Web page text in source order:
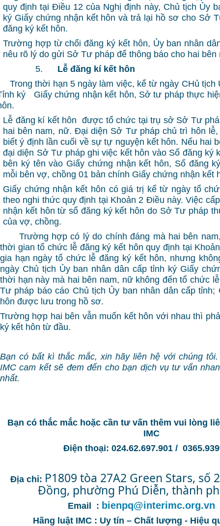
quy định tại Điều 12 của Nghị định này, Chủ tịch Ủy
ký Giấy chứng nhận kết hôn và trả lại hồ sơ cho Sở
đăng ký kết hôn.
Trường hợp từ chối đăng ký kết hôn, Ủy ban nhân
nêu rõ lý do gửi Sở Tư pháp để thông báo cho hai bên
5.
Lễ đăng kí kết hôn
thời hạn 5 ngày làm việc, kể từ ngày CHủ tịch
ký Giấy chứng nhận kết hôn, Sở tư pháp thực
Lễ đăng kí kết hôn được tổ chức tại trụ sở Sở Tư
hai bên nam, nữ. Đại diện Sở Tư pháp chủ trì hôn
biết ý định lần cuối về sự tự nguyện kết hôn. Nếu hai
đại diện Sở Tư pháp ghi việc kết hôn vào Sổ đăng ký
bên ký tên vào Giấy chứng nhận kết hôn, Sổ đăng
mỗi bên vợ, chồng 01 bản chính Giấy chứng nhận kết
Giấy chứng nhận kết hôn có giá trị kể từ ngày tổ
theo nghi thức quy định tại Khoản 2 Điều này. Việc
nhận kết hôn từ sổ đăng ký kết hôn do Sở Tư pháp
của vợ, chồng.
Trường hợp có lý do chính đáng mà hai bên
thời gian tổ chức lễ đăng ký kết hôn quy định tại
gia hạn ngày tổ chức lễ đăng ký kết hôn, nhưng
ngày Chủ tịch Ủy ban nhân dân cấp tỉnh ký Giấy
thời hạn này mà hai bên nam, nữ không đến tổ chức
Tư pháp báo cáo Chủ tịch Ủy ban nhân dân cấp tỉnh;
hôn được lưu trong hồ sơ.
Trường hợp hai bên vẫn muốn kết hôn với nhau thì
ký kết hôn từ đầu.
Bạn có bất kì thắc mắc, xin hãy liên hệ với chúng
IMC cam kết sẽ đem đến cho bạn dịch vụ tư vấn
nhất.
Bạn có thắc mắc hoặc cần tư vấn thêm vui lòng
IMC
Điện thoại: 024.62.697.901 /
Địa chỉ: P1809 tòa 27A2 Green Stars, số
Đồng, phường Phú Diễn, thành
Email : bienpq@interimc.org.vn
Hãng luật IMC : Uy tín – Chất lượng - Hiệu